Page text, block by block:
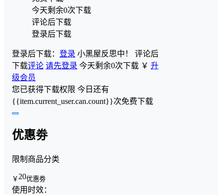
今天剩余0次下载
评论后下载
登录后下载
登录后下载： 登录 小黑屋反思中！ 评论后
下载评论 请先登录 今天剩余0次下载 ￥ 升
级会员
您已获得下载权限 今日还有
{{item.current_user.can.count}}次免费下载
优惠劵
限制商品分类
￥ 20优惠劵
使用时效：